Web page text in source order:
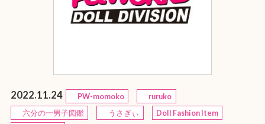
2022.11.24 PW-momoko
ruruko
六分の一男子図鑑
うさぎぃ
Doll Fashion Item